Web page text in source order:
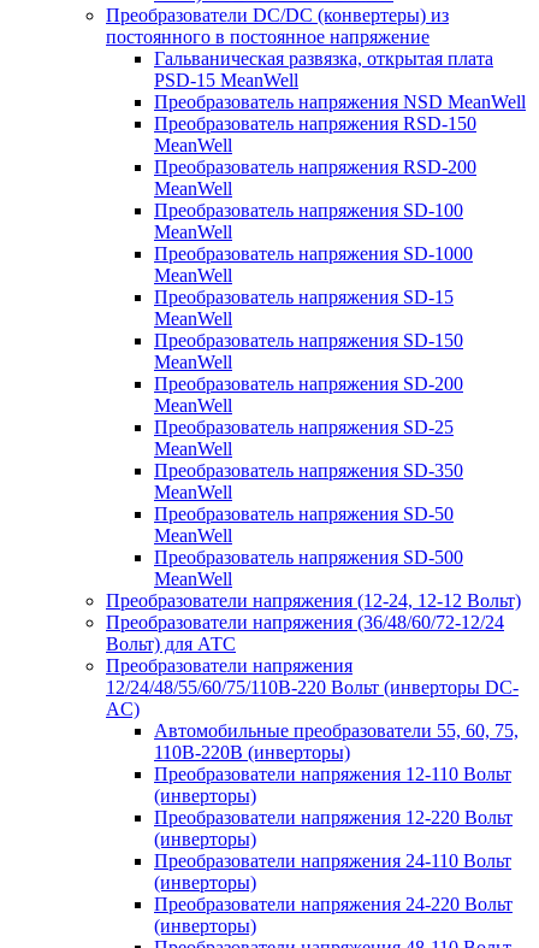
Преобразователи DC/DC (конвертеры) из
постоянного в постоянное напряжение
Гальваническая развязка, открытая плата
PSD-15 MeanWell
Преобразователь напряжения NSD MeanWell
Преобразователь напряжения RSD-150
MeanWell
Преобразователь напряжения RSD-200
MeanWell
Преобразователь напряжения SD-100
MeanWell
Преобразователь напряжения SD-1000
MeanWell
Преобразователь напряжения SD-15
MeanWell
Преобразователь напряжения SD-150
MeanWell
Преобразователь напряжения SD-200
MeanWell
Преобразователь напряжения SD-25
MeanWell
Преобразователь напряжения SD-350
MeanWell
Преобразователь напряжения SD-50
MeanWell
Преобразователь напряжения SD-500
MeanWell
Преобразователи напряжения (12-24, 12-12 Вольт)
Преобразователи напряжения (36/48/60/72-12/24
Вольт) для АТС
Преобразователи напряжения
12/24/48/55/60/75/110В-220 Вольт (инверторы DC-
AC)
Автомобильные преобразователи 55, 60, 75,
110В-220В (инверторы)
Преобразователи напряжения 12-110 Вольт
(инверторы)
Преобразователи напряжения 12-220 Вольт
(инверторы)
Преобразователи напряжения 24-110 Вольт
(инверторы)
Преобразователи напряжения 24-220 Вольт
(инверторы)